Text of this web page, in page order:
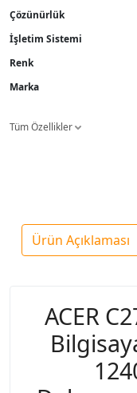
Çözünürlük
İşletim Sistemi
Renk
Marka
Tüm Özellikler
Ürün Açıklaması
ACER